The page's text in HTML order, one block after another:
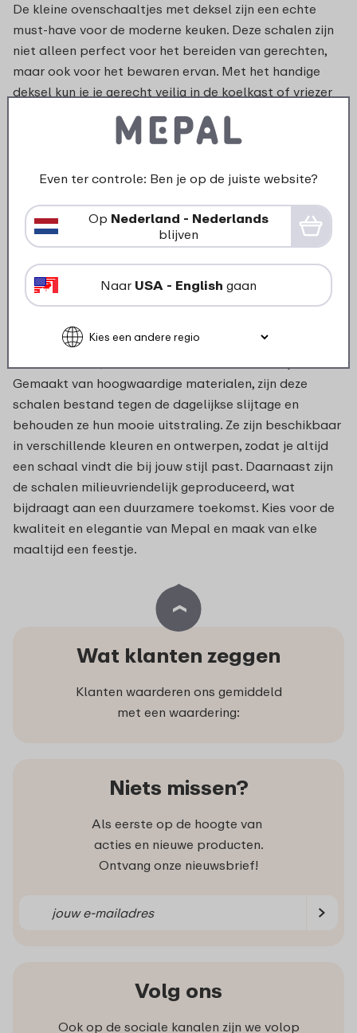
De kleine ovenschaaltjes met deksel zijn een echte
must-have voor de moderne keuken. Deze schalen zijn
niet alleen perfect voor het bereiden van gerechten,
maar ook voor het bewaren ervan. Met het handige
deksel kun je je gerecht veilig in de koelkast of vriezer
bewaren en het later eenvoudig opwarmen. Gebruik
een ovenschaaltje voor 1 persoon om snel en efficiënt
plannen van maaltijden een stuk makkelijker en helpt
ze perfect in je collectiebewaardozen, zodat je altijd
georganiseerd blijft.
Daarom kies je voor de kleine
ovenschalen van Mepal
De kleineovenschalenvan Mepal bieden niet alleen
Gemaakt van hoogwaardige materialen, zijn deze
schalen bestand tegen de dagelijkse slijtage en
behouden ze hun mooie uitstraling. Ze zijn beschikbaar
in verschillende kleuren en ontwerpen, zodat je altijd
een schaal vindt die bij jouw stijl past. Daarnaast zijn
de schalen milieuvriendelijk geproduceerd, wat
bijdraagt aan een duurzamere toekomst. Kies voor de
kwaliteit en elegantie van Mepal en maak van elke
maaltijd een feestje.
Wat klanten zeggen
Klanten waarderen ons gemiddeld
met een waardering:
Niets missen?
Als eerste op de hoogte van
acties en nieuwe producten.
Ontvang onze nieuwsbrief!
Volg ons
Ook op de sociale kanalen zijn we volop
Even ter controle: Ben je op de juiste website?
Op Nederland - Nederlands
blijven
Naar USA - English gaan